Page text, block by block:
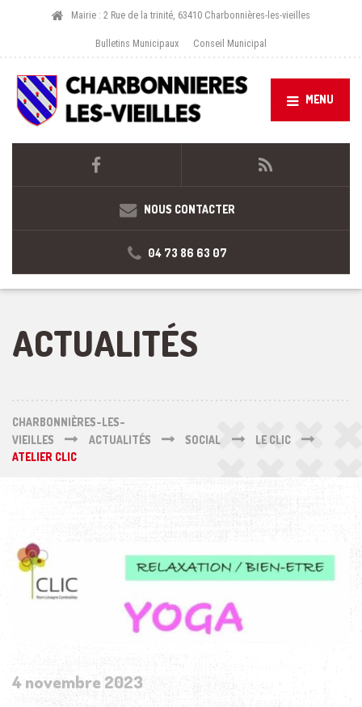
Mairie : 2 Rue de la trinité, 63410 Charbonnières-les-vieilles
Bulletins Municipaux Conseil Municipal
MENU
NOUS CONTACTER
04 73 86 63 07
ACTUALITÉS
CHARBONNIÈRES-LES-
VIEILLES
ACTUALITÉS SOCIAL
LE CLIC
ATELIER CLIC
4 novembre 2023